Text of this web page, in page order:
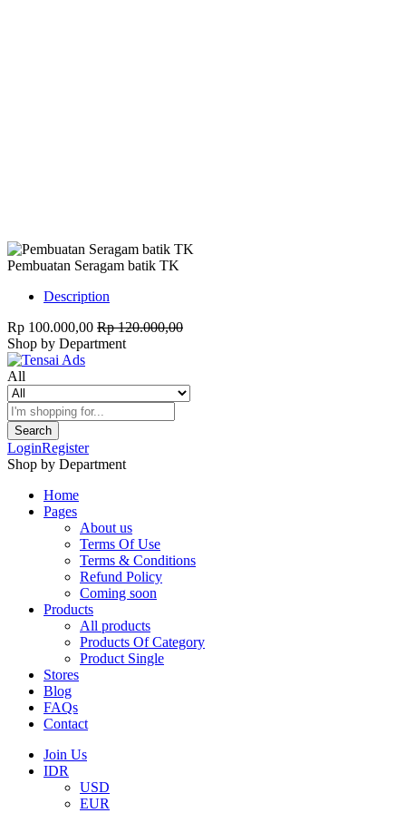
Pembuatan Seragam batik TK
Description
Rp 100.000,00 Rp 120.000,00
Shop by Department
All
Search
LoginRegister
Shop by Department
Home
Pages
About us
Terms Of Use
Terms & Conditions
Refund Policy
Coming soon
Products
All products
Products Of Category
Product Single
Stores
Blog
FAQs
Contact
Join Us
IDR
USD
EUR